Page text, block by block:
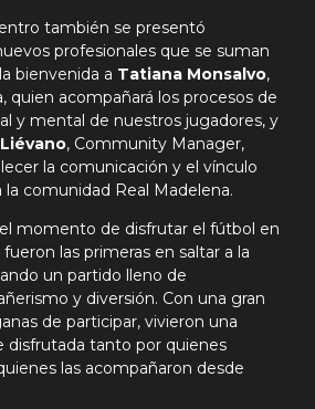
también se presentó
profesionales que se suman
bienvenida a Tatiana Monsalvo,
quien acompañará los procesos de
y mental de nuestros jugadores, y
, Community Manager,
la comunicación y el vínculo
comunidad Real Madelena.
el momento de disfrutar el fútbol en
las primeras en saltar a la
un partido lleno de
y diversión. Con una gran
de participar, vivieron una
disfrutada tanto por quienes
las acompañaron desde